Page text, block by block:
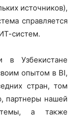
источников),
справляется
систем.
в Узбекистане
опытом в BI,
стран, том
партнеры нашей
а также